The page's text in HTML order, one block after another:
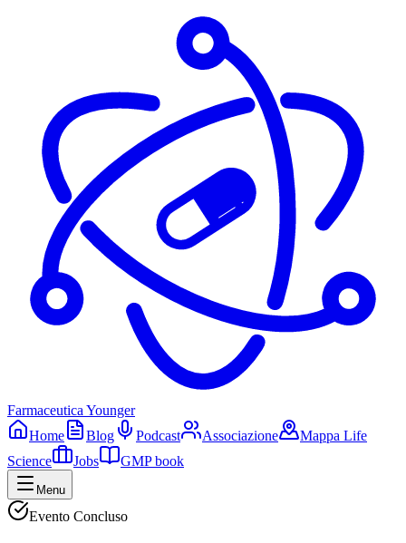
Farmaceutica Younger
Home
Blog Podcast Associazione
Mappa Life
Science
Jobs GMP book
Menu
Evento Concluso